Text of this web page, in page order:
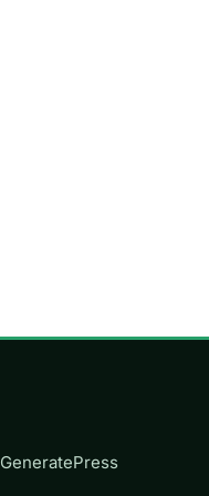
GeneratePress